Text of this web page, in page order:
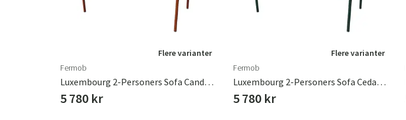
Flere varianter
Fermob
Luxembourg 2-Personers Sofa Candied Orange
5 780 kr
Flere varianter
Fermob
Luxembourg 2-Personers Sofa Cedar Green
5 780 kr